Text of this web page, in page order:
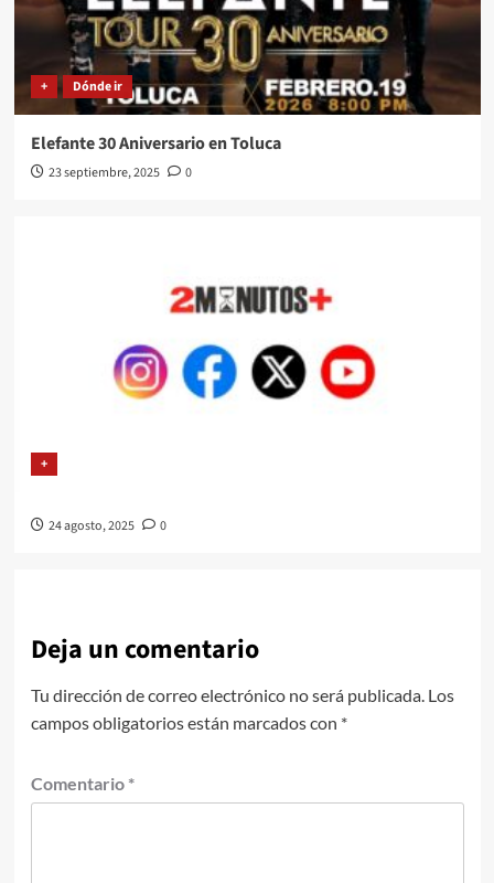
+ Dónde ir
Elefante 30 Aniversario en Toluca
23 septiembre, 2025 0
+
24 agosto, 2025 0
Deja un comentario
Tu dirección de correo electrónico no será publicada. Los
campos obligatorios están marcados con *
Comentario *